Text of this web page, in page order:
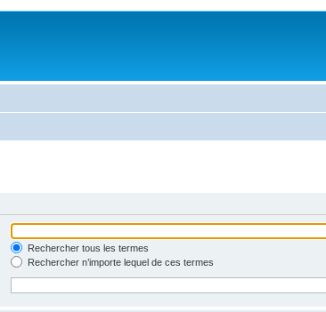
Rechercher tous les termes
Rechercher n’importe lequel de ces termes